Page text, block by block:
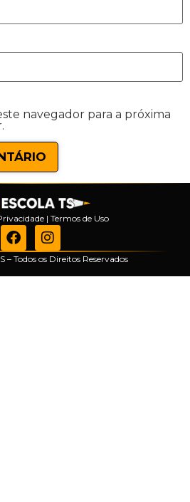
navegador para a próxima
| Termos de Uso
– Todos os Direitos Reservados